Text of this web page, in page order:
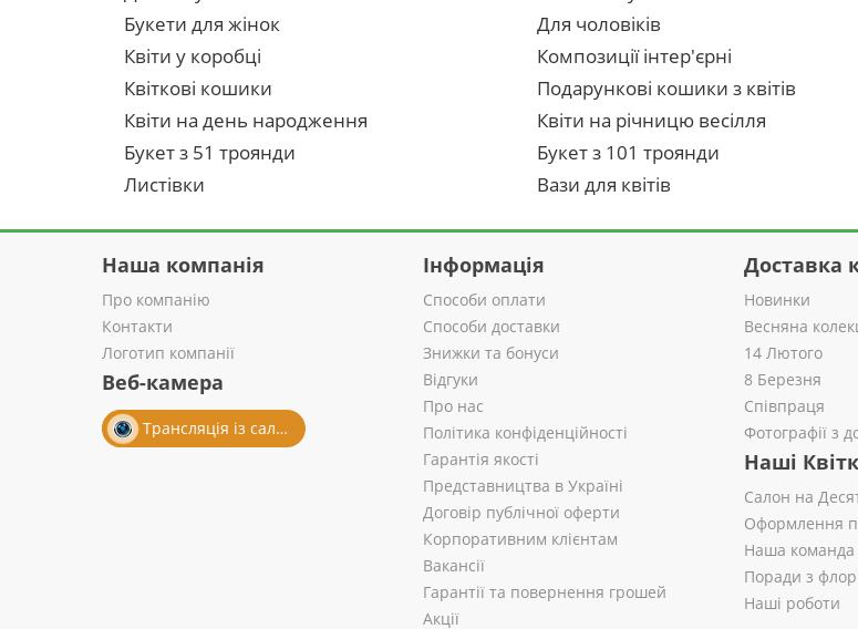
Букети для жінок
Для чоловіків
Квіти у коробці
Композиції інтер'єрні
Квіткові кошики
Подарункові кошики з квітів
Квіти на день народження
Квіти на річницю весілля
Букет з 51 троянди
Букет з 101 троянди
Листівки
Вази для квітів
Наша компанія
Про компанію
Контакти
Логотип компанії
Веб-камера
Трансляція із салону
Інформація
Способи оплати
Способи доставки
Знижки та бонуси
Відгуки
Про нас
Політика конфіденційності
Гарантія якості
Представництва в Україні
Договір публічної оферти
Корпоративним клієнтам
Вакансії
Гарантії та повернення грошей
Акції
Доставка
Новинки
Весняна
14 Лютого
8 Березня
Співпраця
Фотографії з
Наші
Салон на
Оформлення
Наша команда
Поради з
Наші роботи